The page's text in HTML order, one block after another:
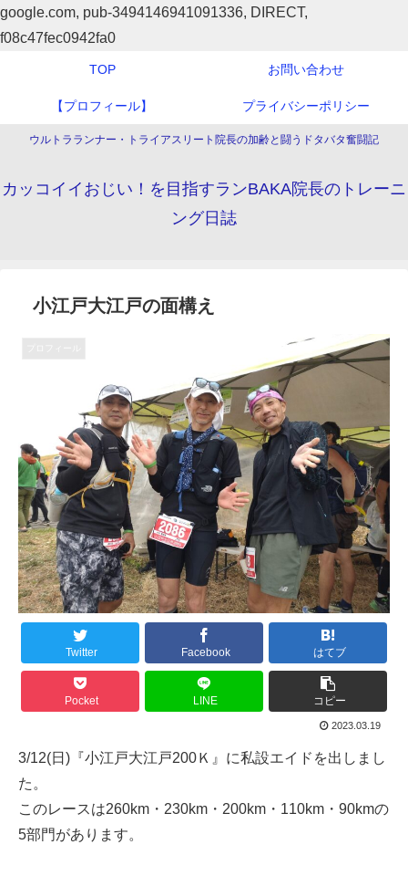
google.com, pub-3494146941091336, DIRECT,
f08c47fec0942fa0
ウルトラランナー・トライアスリート院長の加齢と闘うドタバタ奮闘記
カッコイイおじい！を目指すランBAKA院長のトレーニ
ング日誌
TOP お問い合わせ
【プロフィール】 プライバシーポリシー
小江戸大江戸の面構え
Twitter Facebook はてブ
Pocket LINE コピー
2023.03.19
3/12(日)『小江戸大江戸200Ｋ』に私設エイドを出しまし
た。
このレースは260km・230km・200km・110km・90kmの
5部門があります。